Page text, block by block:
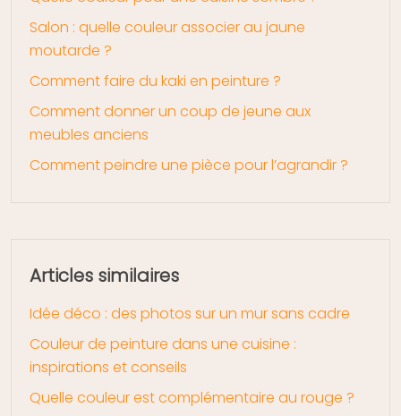
Salon : quelle couleur associer au jaune
moutarde ?
Comment faire du kaki en peinture ?
Comment donner un coup de jeune aux
meubles anciens
Comment peindre une pièce pour l’agrandir ?
Articles similaires
Idée déco : des photos sur un mur sans cadre
Couleur de peinture dans une cuisine :
inspirations et conseils
Quelle couleur est complémentaire au rouge ?